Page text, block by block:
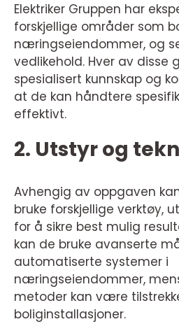
Elektriker Gruppen har
forskjellige områder som
næringseiendommer, og
vedlikehold. Hver av disse
spesialisert kunnskap og
at de kan håndtere
effektivt.
2. Utstyr og
Avhengig av oppgaven
bruke forskjellige verktøy,
for å sikre best mulig
kan de bruke avanserte
automatiserte systemer i
næringseiendommer,
metoder kan være
boliginstallasjoner.